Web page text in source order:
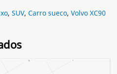
, SUV, Carro sueco, Volvo XC90